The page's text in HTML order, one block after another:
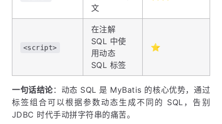
文
<script>
在注解
SQL 中使
用动态
SQL 标签
⭐
一句话结论：动态 SQL 是 MyBatis 的核心优势，通过
标签组合可以根据参数动态生成不同的 SQL，告别
JDBC 时代手动拼字符串的痛苦。